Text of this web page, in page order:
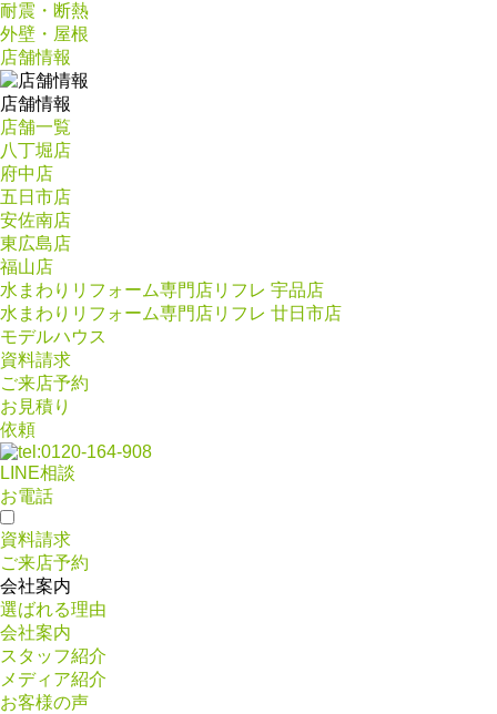
耐震・断熱
外壁・屋根
店舗情報
店舗情報
店舗一覧
八丁堀店
府中店
五日市店
安佐南店
東広島店
福山店
水まわりリフォーム専門店リフレ 宇品店
水まわりリフォーム専門店リフレ 廿日市店
モデルハウス
資料請求
ご来店予約
お見積り
依頼
LINE相談
お電話
資料請求
ご来店予約
会社案内
選ばれる理由
会社案内
スタッフ紹介
メディア紹介
お客様の声